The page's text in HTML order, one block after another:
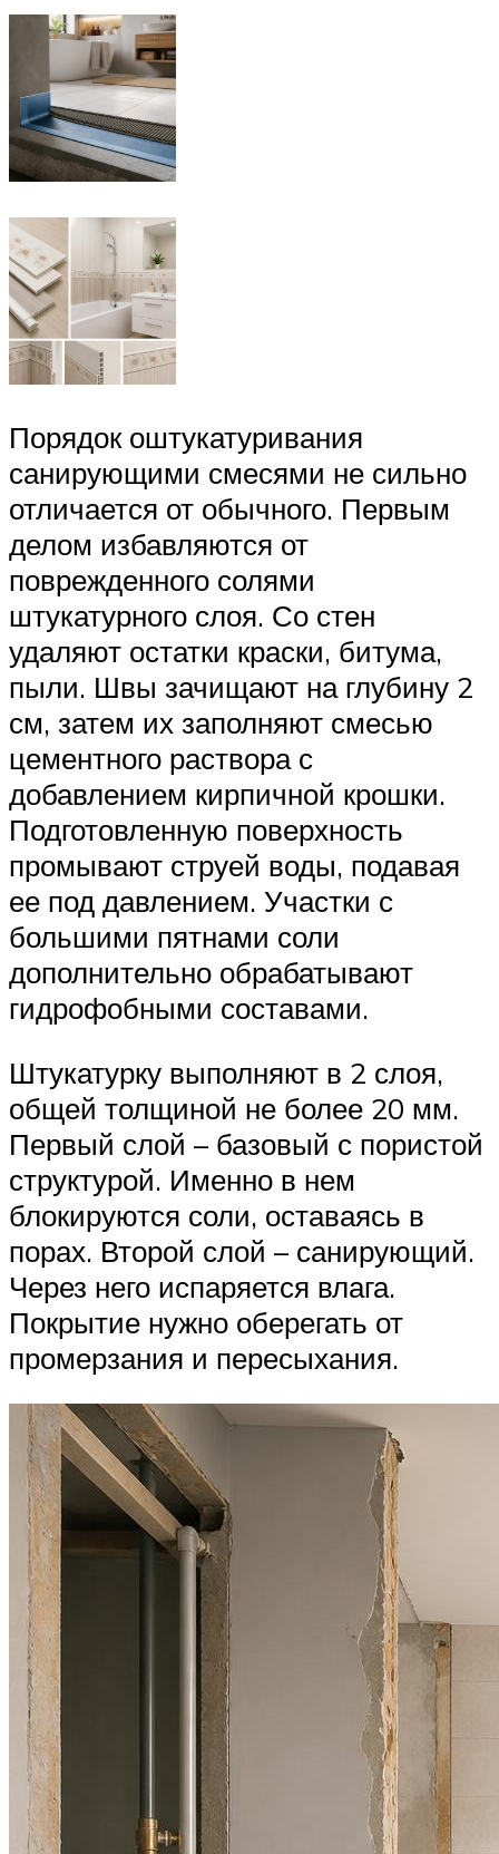
Порядок оштукатуривания
санирующими смесями не сильно
отличается от обычного. Первым
делом избавляются от
поврежденного солями
штукатурного слоя. Со стен
удаляют остатки краски, битума,
пыли. Швы зачищают на глубину 2
см, затем их заполняют смесью
цементного раствора с
добавлением кирпичной крошки.
Подготовленную поверхность
промывают струей воды, подавая
ее под давлением. Участки с
большими пятнами соли
дополнительно обрабатывают
гидрофобными составами.
Штукатурку выполняют в 2 слоя,
общей толщиной не более 20 мм.
Первый слой – базовый с пористой
структурой. Именно в нем
блокируются соли, оставаясь в
порах. Второй слой – санирующий.
Через него испаряется влага.
Покрытие нужно оберегать от
промерзания и пересыхания.